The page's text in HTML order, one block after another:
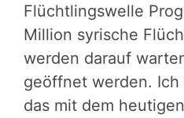
Flüchtlingswelle
Million syrische
werden darauf
geöffnet werden. Ich
das mit dem